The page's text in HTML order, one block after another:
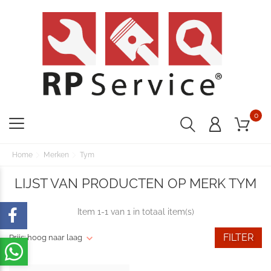
0
Home Merken Tym
LIJST VAN PRODUCTEN OP MERK TYM
Prijs: hoog naar laag FILTER
Item 1-1 van 1 in totaal item(s)